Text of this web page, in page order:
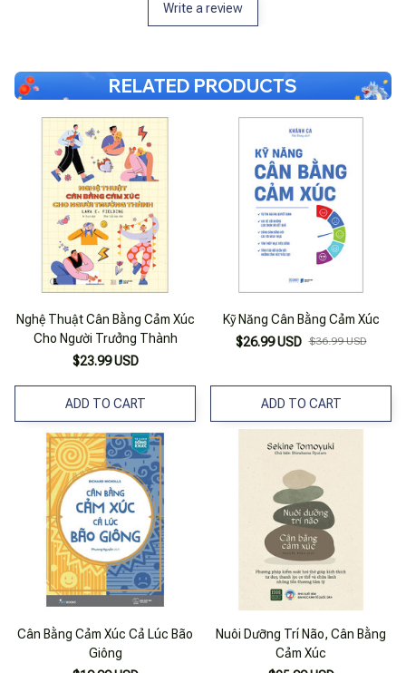
Write a review
RELATED PRODUCTS
Nghệ Thuật Cân Bằng Cảm Xúc
Cho Người Trưởng Thành
$23.99 USD
ADD TO CART
Kỹ Năng Cân Bằng Cảm Xúc
$26.99 USD $36.99 USD
ADD TO CART
Cân Bằng Cảm Xúc Cả Lúc Bão
Giông
Nuôi Dưỡng Trí Não, Cân Bằng
Cảm Xúc